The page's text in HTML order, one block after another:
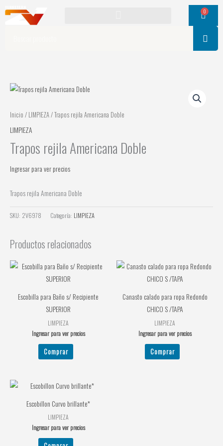
0
Cart
Inicio / LIMPIEZA/ Trapos rejila Americana Doble
LIMPIEZA
Trapos rejila Americana Doble
Ingresar para ver precios
Trapos rejila Americana Doble
SKU: 2V6978 Categoría: LIMPIEZA
Productos relacionados
Escobilla para Baño s/ Recipiente
SUPERIOR
LIMPIEZA
Ingresar para ver precios
Comprar
Canasto calado para ropa Redondo
CHICO S /TAPA
LIMPIEZA
Ingresar para ver precios
Comprar
Escobillon Curvo brillante*
LIMPIEZA
Ingresar para ver precios